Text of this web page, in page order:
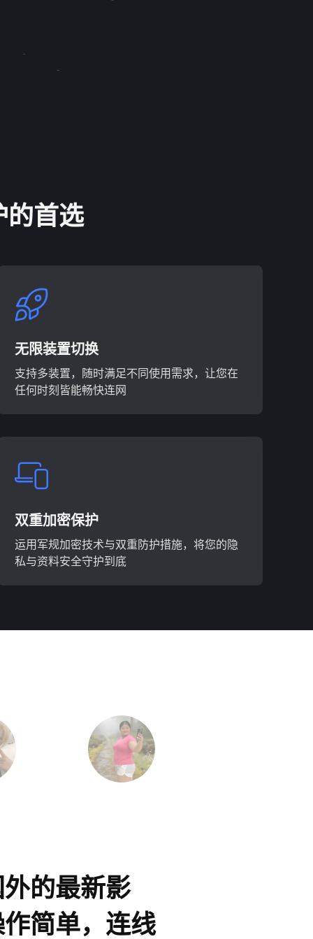
的首选
无限装置切换
支持多装置，随时满足不同使用需求，让您在
任何时刻皆能畅快连网
双重加密保护
运用军规加密技术与双重防护措施，将您的隐
私与资料安全守护到底
的最新影
简单，连线